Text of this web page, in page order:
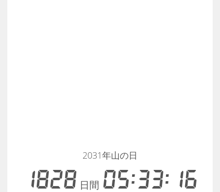
1828 日間 05:33:16
2031年山の日